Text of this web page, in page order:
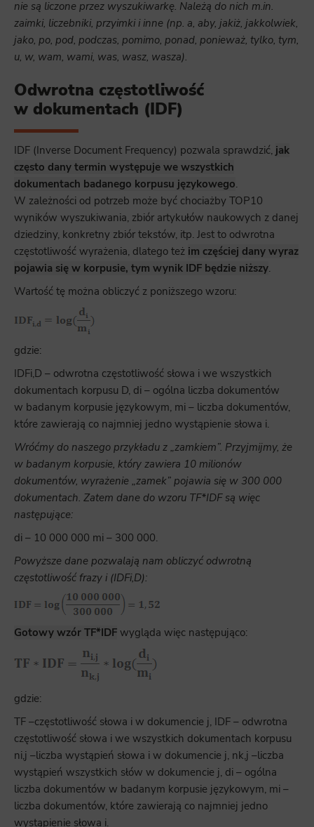
nie są liczone przez wyszukiwarkę. Należą do nich m.in.
zaimki, liczebniki, przyimki i inne (np. a, aby, jakiż, jakkolwiek,
jako, po, pod, podczas, pomimo, ponad, ponieważ, tylko, tym,
u, w, wam, wami, was, wasz, wasza).
Odwrotna częstotliwość
w dokumentach (IDF)
IDF (Inverse Document Frequency) pozwala sprawdzić, jak
często dany termin występuje we wszystkich
dokumentach badanego korpusu językowego.
W zależności od potrzeb może być chociażby TOP10
wyników wyszukiwania, zbiór artykułów naukowych z danej
dziedziny, konkretny zbiór tekstów, itp. Jest to odwrotna
częstotliwość wyrażenia, dlatego też im częściej dany wyraz
pojawia się w korpusie, tym wynik IDF będzie niższy.
Wartość tę można obliczyć z poniższego wzoru:
gdzie:
IDFi,D – odwrotna częstotliwość słowa i we wszystkich
dokumentach korpusu D, di – ogólna liczba dokumentów
w badanym korpusie językowym, mi – liczba dokumentów,
które zawierają co najmniej jedno wystąpienie słowa i.
Wróćmy do naszego przykładu z „zamkiem”. Przyjmijmy, że
w badanym korpusie, który zawiera 10 milionów
dokumentów, wyrażenie „zamek” pojawia się w 300 000
dokumentach. Zatem dane do wzoru TF*IDF są więc
następujące:
di – 10 000 000 mi – 300 000.
Powyższe dane pozwalają nam obliczyć odwrotną
częstotliwość frazy i (IDFi,D):
Gotowy wzór TF*IDF wygląda więc następująco:
gdzie:
TF –częstotliwość słowa i w dokumencie j, IDF – odwrotna
częstotliwość słowa i we wszystkich dokumentach korpusu
ni,j –liczba wystąpień słowa i w dokumencie j, nk,j –liczba
wystąpień wszystkich słów w dokumencie j, di – ogólna
liczba dokumentów w badanym korpusie językowym, mi –
liczba dokumentów, które zawierają co najmniej jedno
wystąpienie słowa i.